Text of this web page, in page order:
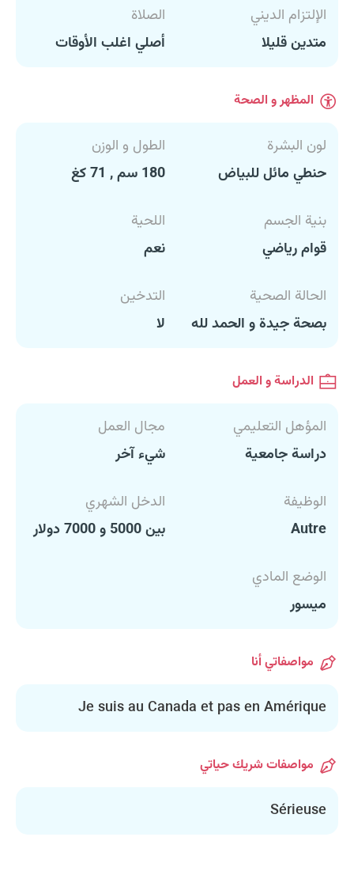
الإلتزام الديني
متدين قليلا
الصلاة
أصلي اغلب الأوقات
المظهر و الصحة
لون البشرة
حنطي مائل للبياض
الطول و الوزن
180 سم , 71 كغ
بنية الجسم
قوام رياضي
اللحية
نعم
الحالة الصحية
بصحة جيدة و الحمد لله
التدخين
لا
الدراسة و العمل
المؤهل التعليمي
دراسة جامعية
مجال العمل
شيء آخر
الوظيفة
Autre
الدخل الشهري
بين 5000 و 7000 دولار
الوضع المادي
ميسور
مواصفاتي أنا
Je suis au Canada et pas en Amérique
مواصفات شريك حياتي
Sérieuse